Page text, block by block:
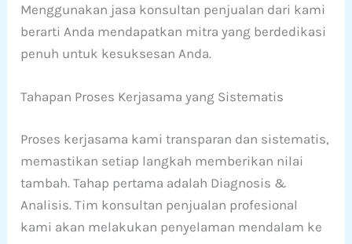
Menggunakan jasa konsultan penjualan dari kami
berarti Anda mendapatkan mitra yang berdedikasi
penuh untuk kesuksesan Anda.
Tahapan Proses Kerjasama yang Sistematis
Proses kerjasama kami transparan dan sistematis,
memastikan setiap langkah memberikan nilai
tambah. Tahap pertama adalah Diagnosis &
Analisis. Tim konsultan penjualan profesional
kami akan melakukan penyelaman mendalam ke